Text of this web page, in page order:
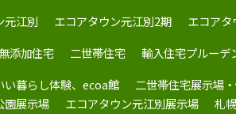
元江別
エコアタウン元江別2期 エコア
添加住宅
二世帯住宅 輸入住宅プルーデ
い暮らし体験、ecoa館
二世帯住宅展示場
園展示場
エコアタウン元江別展示場 札